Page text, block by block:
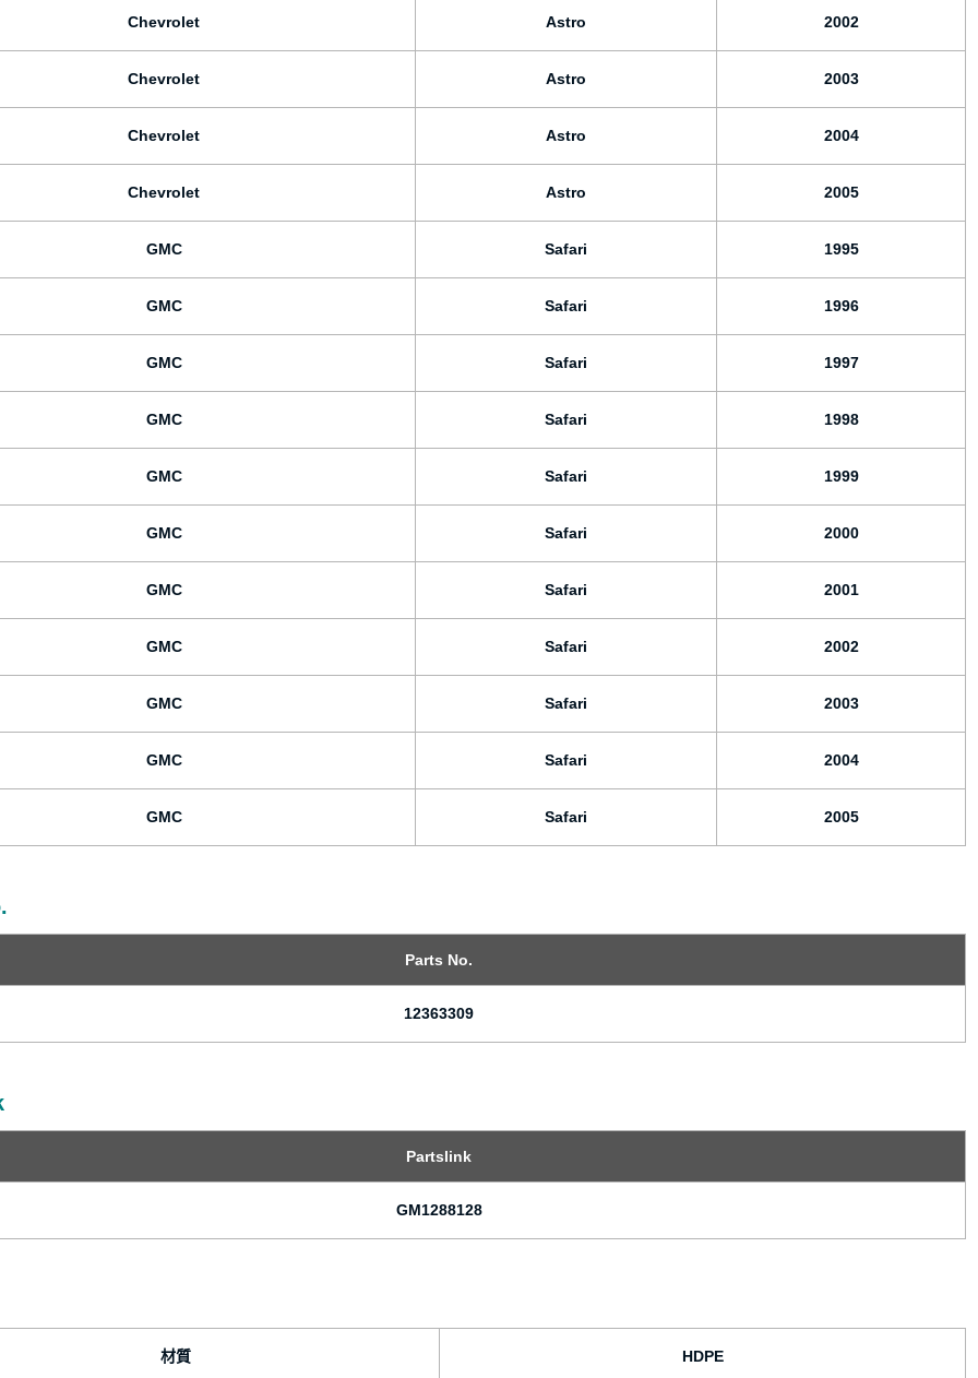
Chevrolet Astro 2002
Chevrolet Astro 2003
Chevrolet Astro 2004
Chevrolet Astro 2005
GMC Safari 1995
GMC Safari 1996
GMC Safari 1997
GMC Safari 1998
GMC Safari 1999
GMC Safari 2000
GMC Safari 2001
GMC Safari 2002
GMC Safari 2003
GMC Safari 2004
GMC Safari 2005
Parts No.
12363309
Partslink
GM1288128
材質 HDPE